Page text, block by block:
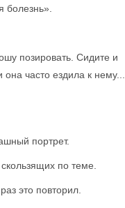
болезнь».
позировать. Сидите и
часто ездила к нему...
портрет.
по теме.
это повторил.